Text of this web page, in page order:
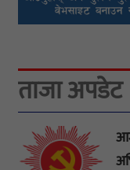
ताजा अपडेट